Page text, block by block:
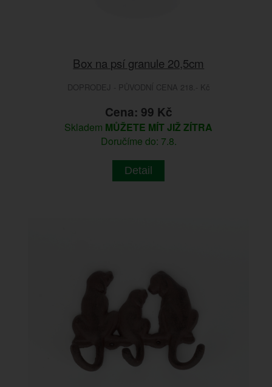
Box na psí granule 20,5cm
DOPRODEJ - PŮVODNÍ CENA 218.- Kč
Cena: 99 Kč
Skladem MŮŽETE MÍT JIŽ ZÍTRA
Doručíme do: 7.8.
Detail